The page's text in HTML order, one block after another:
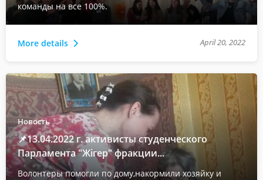
команды на все 100%.
More details April 20, 2022
Новость
📌13.04.2022 г. активисты студенческого
Парламента "Жігер" фракции...
Волонтеры помогли по дому,накормили хозяйку и